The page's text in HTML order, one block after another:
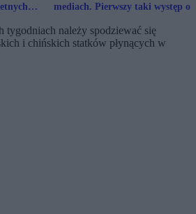
mediach. Pierwszy taki występ od
tygodniach należy spodziewać się
i chińskich statków płynących w